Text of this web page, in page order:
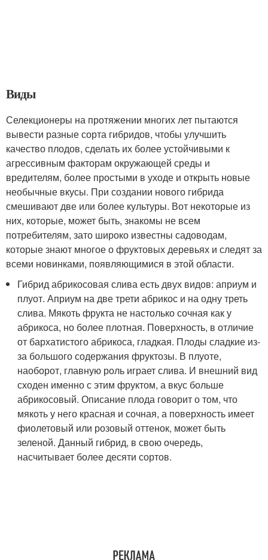
Виды
Селекционеры на протяжении многих лет пытаются
вывести разные сорта гибридов, чтобы улучшить
качество плодов, сделать их более устойчивыми к
агрессивным факторам окружающей среды и
вредителям, более простыми в уходе и открыть новые
необычные вкусы. При создании нового гибрида
смешивают две или более культуры. Вот некоторые из
них, которые, может быть, знакомы не всем
потребителям, зато широко известны садоводам,
которые знают многое о фруктовых деревьях и следят за
всеми новинками, появляющимися в этой области.
Гибрид абрикосовая слива есть двух видов: априум и
плуот. Априум на две трети абрикос и на одну треть
слива. Мякоть фрукта не настолько сочная как у
абрикоса, но более плотная. Поверхность, в отличие
от бархатистого абрикоса, гладкая. Плоды сладкие из-
за большого содержания фруктозы. В плуоте,
наоборот, главную роль играет слива. И внешний вид
сходен именно с этим фруктом, а вкус больше
абрикосовый. Описание плода говорит о том, что
мякоть у него красная и сочная, а поверхность имеет
фиолетовый или розовый оттенок, может быть
зеленой. Данный гибрид, в свою очередь,
насчитывает более десяти сортов.